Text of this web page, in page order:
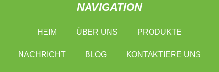
NAVIGATION
HEIM ÜBER UNS PRODUKTE
NACHRICHT BLOG KONTAKTIERE UNS